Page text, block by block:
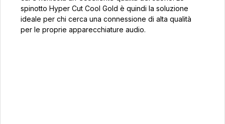
spinotto Hyper Cut Cool Gold è quindi la soluzione
ideale per chi cerca una connessione di alta qualità
per le proprie apparecchiature audio.